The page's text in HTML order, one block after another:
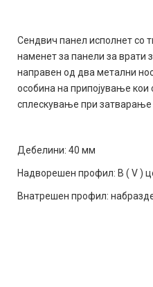
Сендвич панел исполнет со
наменет за панели за врати
направен од два метални
особина на припојување
сплескување при затварање
Дебелини: 40 мм
Надворешен профил: В ( V )
Внатрешен профил: